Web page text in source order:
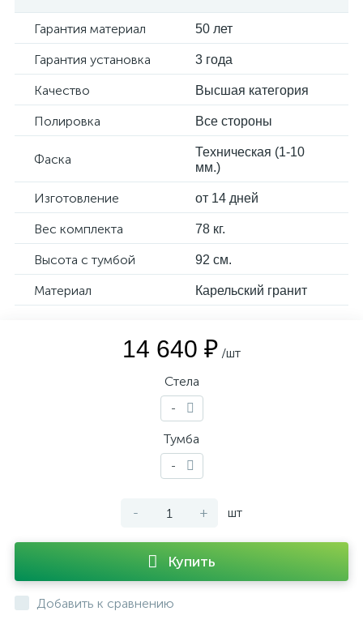
Гарантия материал 50 лет
Гарантия установка 3 года
Качество Высшая категория
Полировка Все стороны
Фаска
Техническая (1-10
мм.)
Изготовление от 14 дней
Вес комплекта 78 кг.
Высота с тумбой 92 см.
Материал Карельский гранит
14 640 ₽ /шт
Стела
-
Тумба
-
- + шт
Купить
Добавить к сравнению